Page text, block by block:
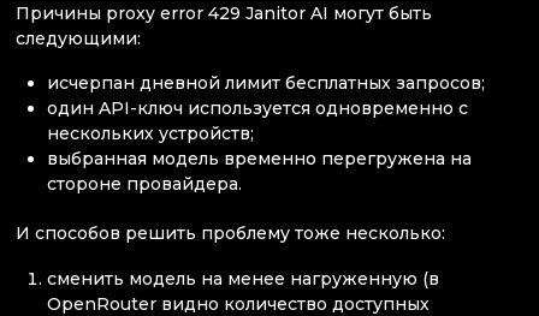
Причины proxy error 429 Janitor AI могут быть
следующими:
исчерпан дневной лимит бесплатных запросов;
один API-ключ используется одновременно с
нескольких устройств;
выбранная модель временно перегружена на
стороне провайдера.
И способов решить проблему тоже несколько:
сменить модель на менее нагруженную (в
OpenRouter видно количество доступных